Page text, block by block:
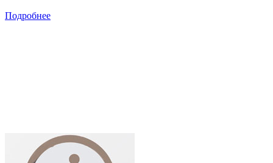
Подробнее